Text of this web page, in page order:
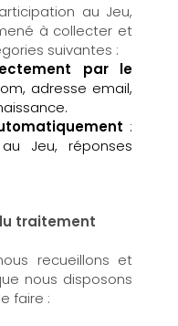
au Jeu,
à collecter et
suivantes :
par le
adresse email,
:
Jeu, réponses
traitement
recueillons et
nous disposons
faire :